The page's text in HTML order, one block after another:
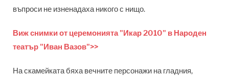
въпроси не изненадаха никого с нищо.
Виж снимки от церемонията "Икар 2010" в Народен
театър "Иван Вазов">>
На скамейката бяха вечните персонажи на гладния,